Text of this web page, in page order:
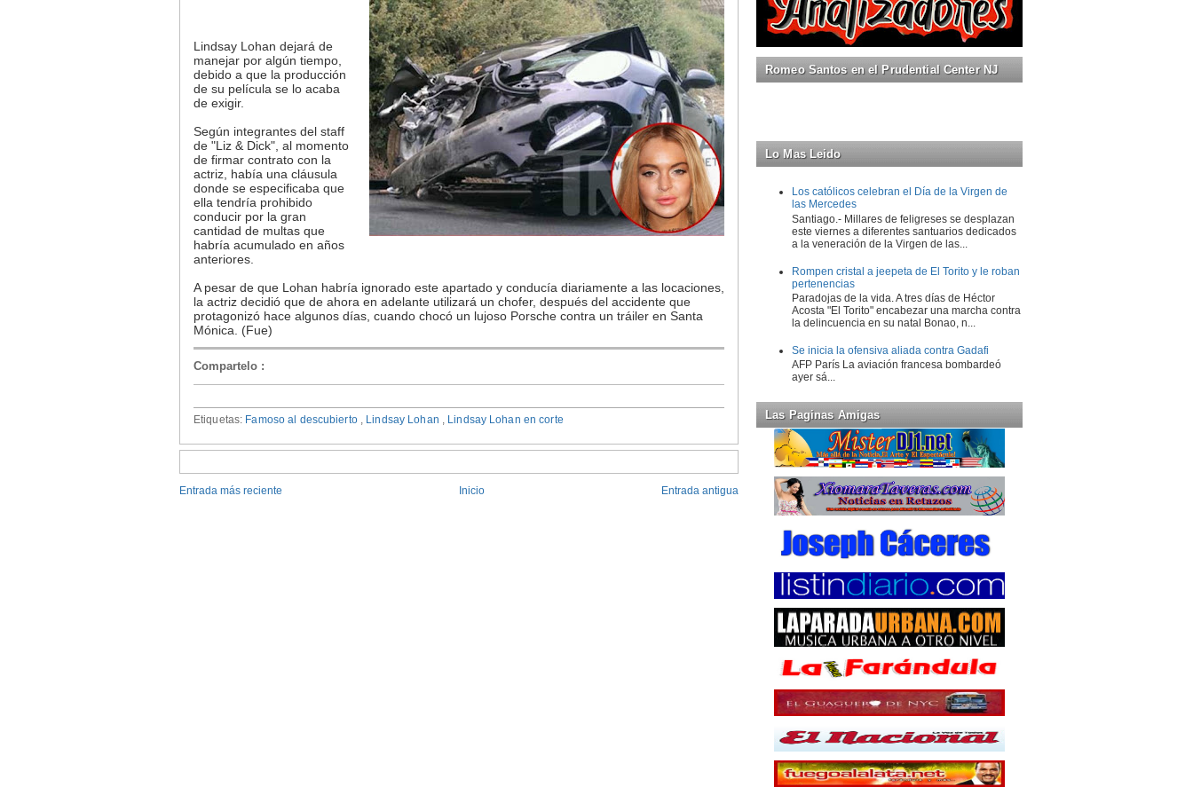
Lindsay Lohan dejará de
manejar por algún tiempo,
debido a que la producción
de su película se lo acaba
de exigir.
Según integrantes del staff
de "Liz & Dick", al momento
de firmar contrato con la
actriz, había una cláusula
donde se especificaba que
ella tendría prohibido
conducir por la gran
cantidad de multas que
habría acumulado en años
anteriores.
A pesar de que Lohan habría ignorado este apartado y conducía diariamente a las locaciones,
la actriz decidió que de ahora en adelante utilizará un chofer, después del accidente que
protagonizó hace algunos días, cuando chocó un lujoso Porsche contra un tráiler en Santa
Mónica. (Fue)
Compartelo :
Etiquetas: Famoso al descubierto Lindsay Lohan Lindsay Lohan en corte
Entrada más reciente Entrada antigua
Inicio
Romeo Santos en el Prudential Center NJ
Lo Mas Leido
Los católicos celebran el Día de la Virgen de
las Mercedes
Santiago.- Millares de feligreses se desplazan
este viernes a diferentes santuarios dedicados
a la veneración de la Virgen de las...
Rompen cristal a jeepeta de El Torito y le roban
pertenencias
Paradojas de la vida. A tres días de Héctor
Acosta "El Torito" encabezar una marcha contra
la delincuencia en su natal Bonao, n...
Se inicia la ofensiva aliada contra Gadafi
AFP París La aviación francesa bombardeó
ayer sá...
Las Paginas Amigas